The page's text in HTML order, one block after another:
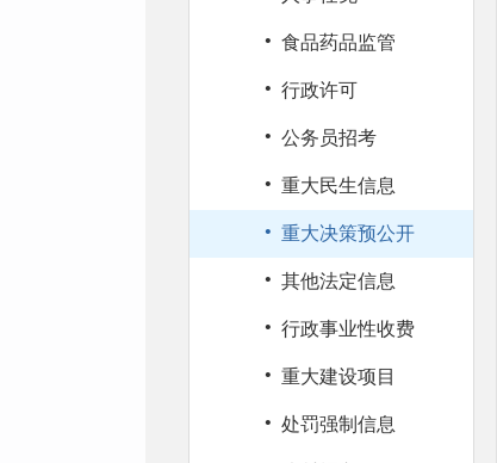
· 食品药品监管
· 行政许可
· 公务员招考
· 重大民生信息
· 重大决策预公开
· 其他法定信息
· 行政事业性收费
· 重大建设项目
· 处罚强制信息